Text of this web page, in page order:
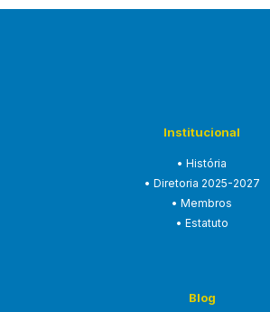
Institucional
• História
• Diretoria 2025-2027
• Membros
• Estatuto
Blog